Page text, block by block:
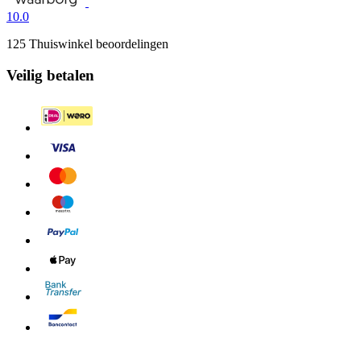
10.0
125 Thuiswinkel beoordelingen
Veilig betalen